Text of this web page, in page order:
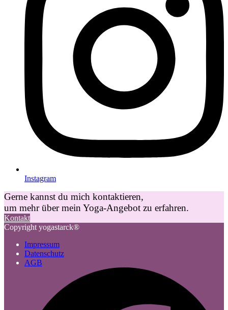
Instagram
Gerne kannst du mich kontaktieren,
um mehr über mein Yoga-Angebot zu erfahren.
Kontakt
Copyright yogastarck®
Impressum
Datenschutz
AGB